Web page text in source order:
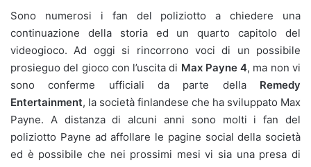
Sono numerosi i fan del poliziotto a chiedere una
continuazione della storia ed un quarto capitolo del
videogioco. Ad oggi si rincorrono voci di un possibile
prosieguo del gioco con l’uscita di Max Payne 4, ma non vi
sono conferme ufficiali da parte della Remedy
Entertainment, la società finlandese che ha sviluppato Max
Payne. A distanza di alcuni anni sono molti i fan del
poliziotto Payne ad affollare le pagine social della società
ed è possibile che nei prossimi mesi vi sia una presa di